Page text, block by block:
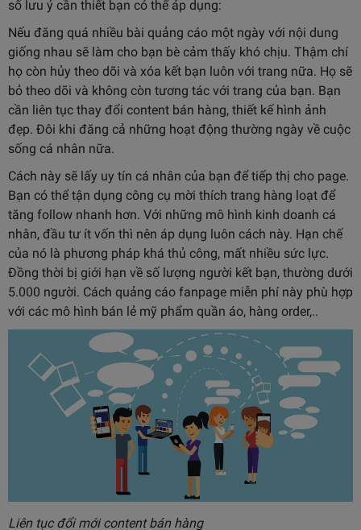
số lưu ý cần thiết bạn có thể áp dụng:
Nếu đăng quá nhiều bài quảng cáo một ngày với nội dung
giống nhau sẽ làm cho bạn bè cảm thấy khó chịu. Thậm chí
họ còn hủy theo dõi và xóa kết bạn luôn với trang nữa. Họ sẽ
bỏ theo dõi và không còn tương tác với trang của bạn. Bạn
cần liên tục thay đổi content bán hàng, thiết kế hình ảnh
đẹp. Đôi khi đăng cả những hoạt động thường ngày về cuộc
sống cá nhân nữa.
Cách này sẽ lấy uy tín cá nhân của bạn để tiếp thị cho page.
Bạn có thể tận dụng công cụ mời thích trang hàng loạt để
tăng follow nhanh hơn. Với những mô hình kinh doanh cá
nhân, đầu tư ít vốn thì nên áp dụng luôn cách này. Hạn chế
của nó là phương pháp khá thủ công, mất nhiều sức lực.
Đồng thời bị giới hạn về số lượng người kết bạn, thường dưới
5.000 người. Cách quảng cáo fanpage miễn phí này phù hợp
với các mô hình bán lẻ mỹ phẩm quần áo, hàng order,..
Liên tục đổi mới content bán hàng